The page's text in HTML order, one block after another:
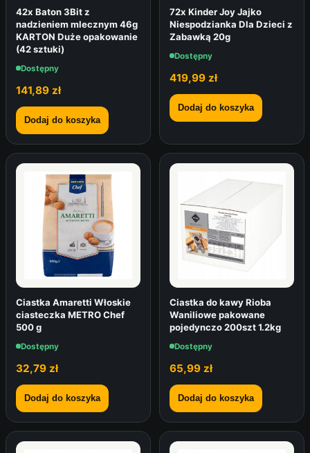
42x Baton 3Bit z
nadzieniem mlecznym 46g
KARTON Duże opakowanie
(42 sztuki)
Dostępny
141,89 zł
Dodaj do koszyka
72x Kinder Joy Jajko
Niespodzianka Dla Dzieci z
Zabawką 20g
Dostępny
419,99 zł
Dodaj do koszyka
Ciastka Amaretti Włoskie
ciasteczka METRO Chef
500 g
Dostępny
32,79 zł
Dodaj do koszyka
Ciastka do kawy Rioba
Waniliowe pakowane
pojedynczo 200szt 1.2kg
Dostępny
65,99 zł
Dodaj do koszyka